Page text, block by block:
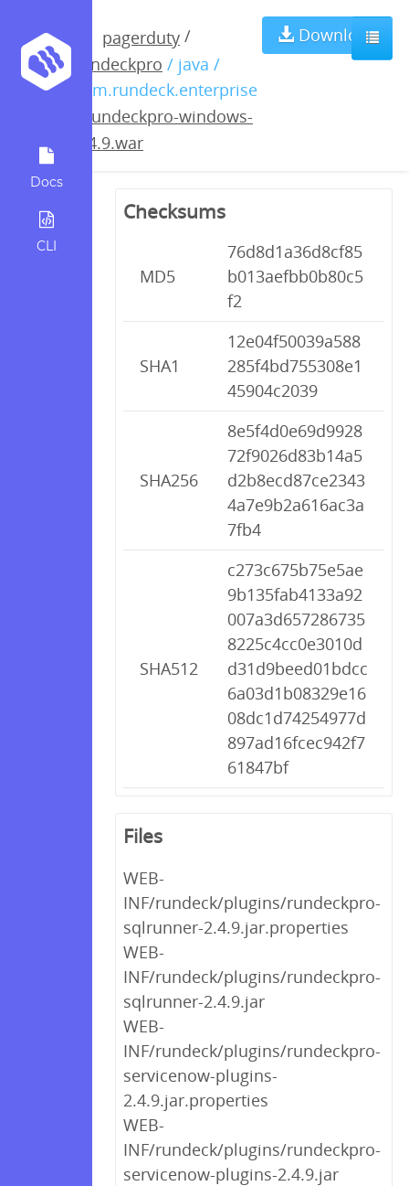
Docs
CLI
pagerduty /
rundeckpro / java /
com.rundeck.enterprise
rundeckpro-windows-
2.4.9.war
Download
rundeckpro-
windows-
2.4.9.war
Checksums
MD5
76d8d1a36d8cf85
b013aefbb0b80c5
f2
SHA1
12e04f50039a588
285f4bd755308e1
45904c2039
SHA256
8e5f4d0e69d9928
72f9026d83b14a5
d2b8ecd87ce2343
4a7e9b2a616ac3a
7fb4
SHA512
c273c675b75e5ae
9b135fab4133a92
007a3d657286735
8225c4cc0e3010d
d31d9beed01bdcc
6a03d1b08329e16
08dc1d74254977d
897ad16fcec942f7
61847bf
Files
WEB-
INF/rundeck/plugins/rundeckpro-
sqlrunner-2.4.9.jar.properties
WEB-
INF/rundeck/plugins/rundeckpro-
sqlrunner-2.4.9.jar
WEB-
INF/rundeck/plugins/rundeckpro-
servicenow-plugins-
2.4.9.jar.properties
WEB-
INF/rundeck/plugins/rundeckpro-
servicenow-plugins-2.4.9.jar